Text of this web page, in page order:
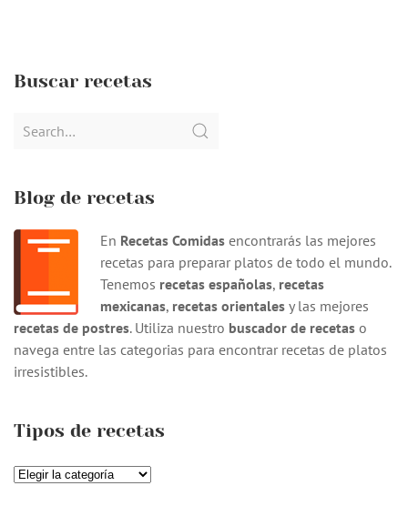
Buscar recetas
Search
Blog de recetas
En Recetas Comidas encontrarás las mejores
recetas para preparar platos de todo el mundo.
Tenemos recetas españolas, recetas
mexicanas, recetas orientales y las mejores
recetas de postres. Utiliza nuestro buscador de recetas o
navega entre las categorias para encontrar recetas de platos
irresistibles.
Tipos de recetas
Tipos